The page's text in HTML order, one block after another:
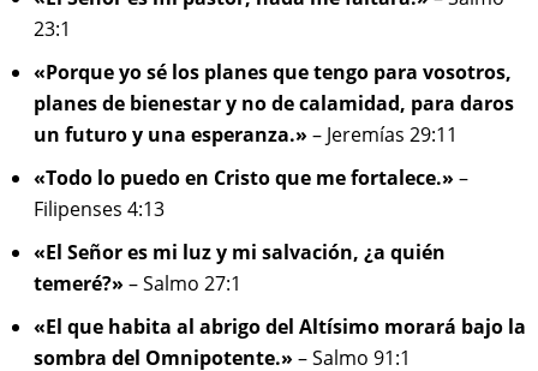
23:1
«Porque yo sé los planes que tengo para vosotros,
planes de bienestar y no de calamidad, para daros
un futuro y una esperanza.» – Jeremías 29:11
«Todo lo puedo en Cristo que me fortalece.» –
Filipenses 4:13
«El Señor es mi luz y mi salvación, ¿a quién
temeré?» – Salmo 27:1
«El que habita al abrigo del Altísimo morará bajo la
sombra del Omnipotente.» – Salmo 91:1